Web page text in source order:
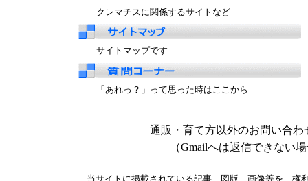
クレマチスに関係するサイトなど
サイトマップです
「あれっ？」って思った時はここから
通販・育て方以外のお問い
（Gmailへは返信できない
当サイトに掲載されている記事、図版、画像等を、